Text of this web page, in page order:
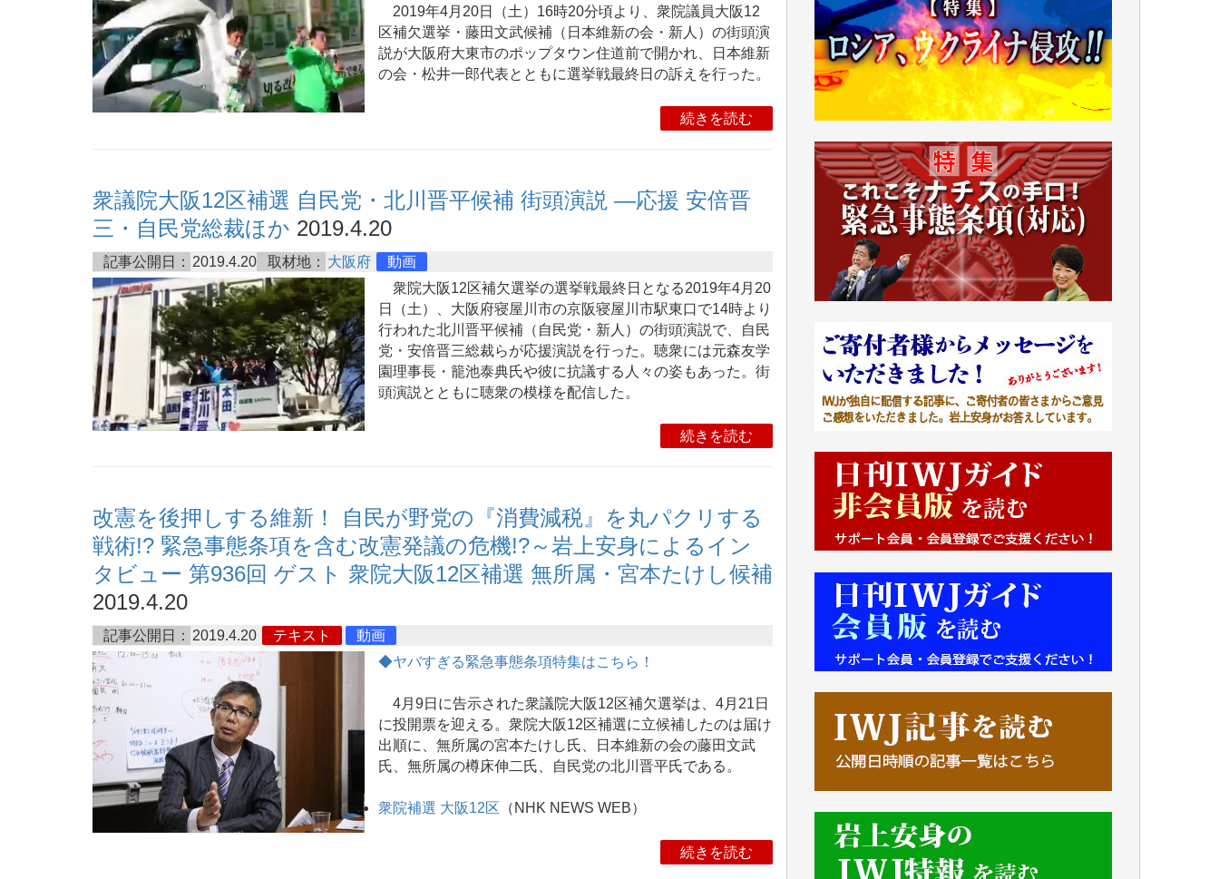
2019年4月20日（土）16時20分頃より、衆院議員大阪12
区補欠選挙・藤田文武候補（日本維新の会・新人）の街頭演
説が大阪府大東市のポップタウン住道前で開かれ、日本維新
の会・松井一郎代表とともに選挙戦最終日の訴えを行った。
続きを読む
衆議院大阪12区補選 自民党・北川晋平候補 街頭演説 ―応援 安倍晋
三・自民党総裁ほか 2019.4.20
記事公開日： 2019.4.20 取材地： 大阪府
動画
衆院大阪12区補欠選挙の選挙戦最終日となる2019年4月20
日（土）、大阪府寝屋川市の京阪寝屋川市駅東口で14時より
行われた北川晋平候補（自民党・新人）の街頭演説で、自民
党・安倍晋三総裁らが応援演説を行った。聴衆には元森友学
園理事長・籠池泰典氏や彼に抗議する人々の姿もあった。街
頭演説とともに聴衆の模様を配信した。
続きを読む
改憲を後押しする維新！ 自民が野党の『消費減税』を丸パクリする
戦術!? 緊急事態条項を含む改憲発議の危機!?～岩上安身によるイン
タビュー 第936回 ゲスト 衆院大阪12区補選 無所属・宮本たけし候補
2019.4.20
記事公開日： 2019.4.20 テキスト
動画
◆ヤバすぎる緊急事態条項特集はこちら！
4月9日に告示された衆議院大阪12区補欠選挙は、4月21日
に投開票を迎える。衆院大阪12区補選に立候補したのは届け
出順に、無所属の宮本たけし氏、日本維新の会の藤田文武
氏、無所属の樽床伸二氏、自民党の北川晋平氏である。
衆院補選 大阪12区 （NHK NEWS WEB）
続きを読む